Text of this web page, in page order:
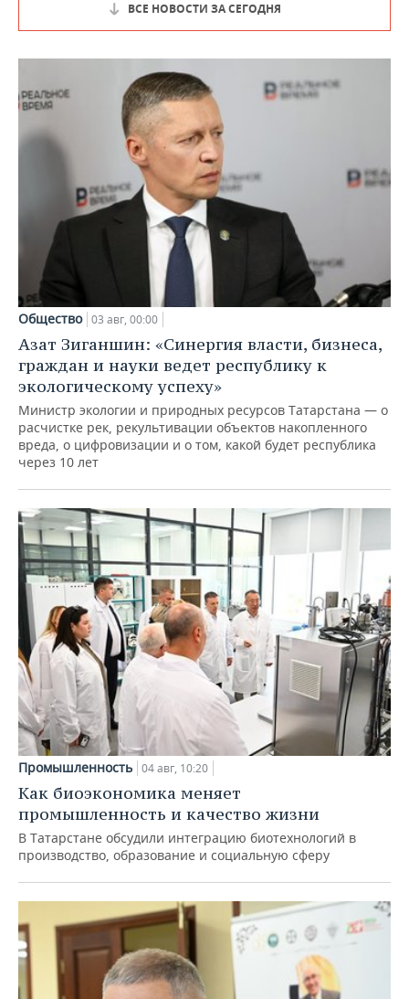
ВСЕ НОВОСТИ ЗА СЕГОДНЯ
Общество 03 авг, 00:00
Азат Зиганшин: «Синергия власти, бизнеса,
граждан и науки ведет республику к
экологическому успеху»
Министр экологии и природных ресурсов Татарстана — о
расчистке рек, рекультивации объектов накопленного
вреда, о цифровизации и о том, какой будет республика
через 10 лет
Промышленность 04 авг, 10:20
Как биоэкономика меняет
промышленность и качество жизни
В Татарстане обсудили интеграцию биотехнологий в
производство, образование и социальную сферу